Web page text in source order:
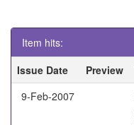
Item hits:
Issue Date
Preview
9-Feb-2007